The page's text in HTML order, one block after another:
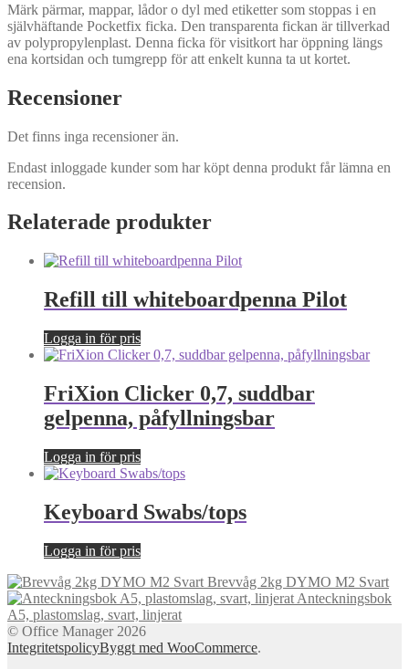
Märk pärmar, mappar, lådor o dyl med etiketter som stoppas i en
självhäftande Pocketfix ficka. Den transparenta fickan är tillverkad
av polypropylenplast. Denna ficka för visitkort har öppning längs
ena kortsidan och tumgrepp för att enkelt kunna ta ut kortet.
Recensioner
Det finns inga recensioner än.
Endast inloggade kunder som har köpt denna produkt får lämna en
recension.
Relaterade produkter
Refill till whiteboardpenna Pilot
Logga in för pris
FriXion Clicker 0,7, suddbar
gelpenna, påfyllningsbar
Logga in för pris
Keyboard Swabs/tops
Logga in för pris
Brevvåg 2kg DYMO M2 Svart
Anteckningsbok
A5, plastomslag, svart, linjerat
© Office Manager 2026
IntegritetspolicyByggt med WooCommerce.